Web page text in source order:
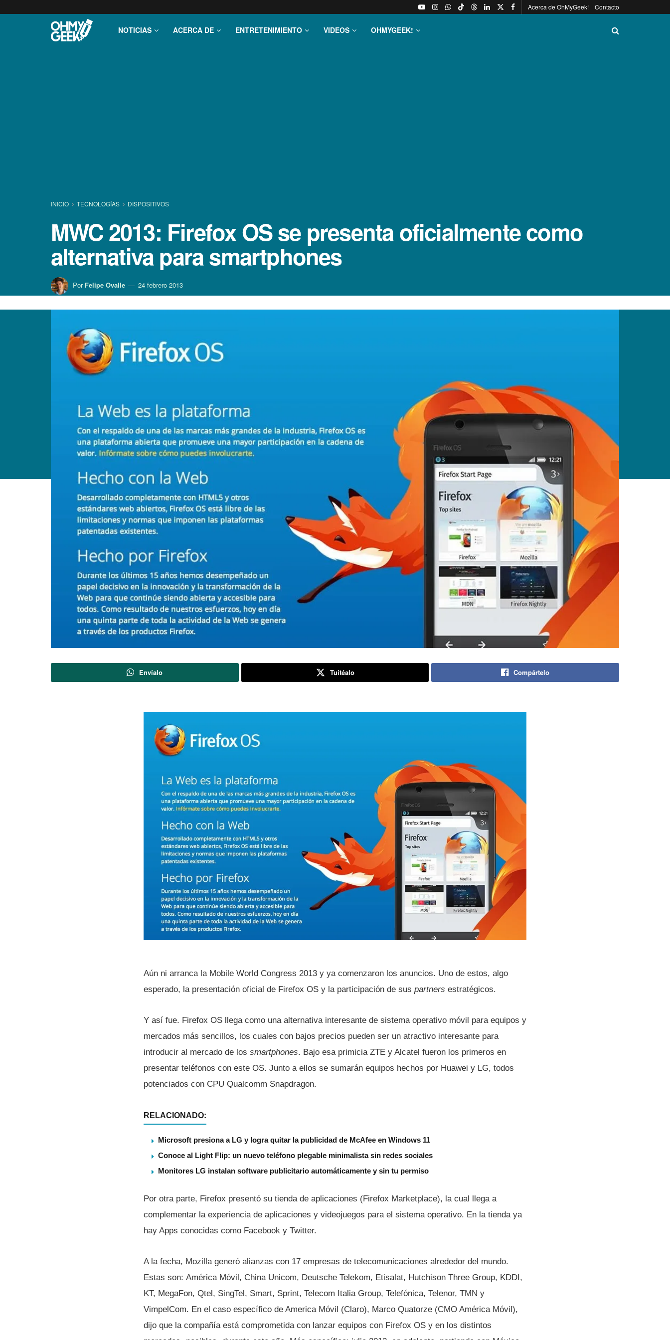
Acerca de OhMyGeek! Contacto
NOTICIAS ACERCA DE ENTRETENIMIENTO VIDEOS OHMYGEEK!
INICIO TECNOLOGÍ­AS DISPOSITIVOS
MWC 2013: Firefox OS se presenta oficialmente como
alternativa para smartphones
Por Felipe Ovalle 24 febrero 2013
Envíalo Tuitéalo Compártelo
Aún ni arranca la Mobile World Congress 2013 y ya comenzaron los anuncios. Uno de estos, algo
esperado, la presentación oficial de Firefox OS y la participación de sus partners estratégicos.
Y así­ fue. Firefox OS llega como una alternativa interesante de sistema operativo móvil para equipos y
mercados más sencillos, los cuales con bajos precios pueden ser un atractivo interesante para
introducir al mercado de los smartphones. Bajo esa primicia ZTE y Alcatel fueron los primeros en
presentar teléfonos con este OS. Junto a ellos se sumarán equipos hechos por Huawei y LG, todos
potenciados con CPU Qualcomm Snapdragon.
RELACIONADO:
Microsoft presiona a LG y logra quitar la publicidad de McAfee en Windows 11
Conoce al Light Flip: un nuevo teléfono plegable minimalista sin redes sociales
Monitores LG instalan software publicitario automáticamente y sin tu permiso
Por otra parte, Firefox presentó su tienda de aplicaciones (Firefox Marketplace), la cual llega a
complementar la experiencia de aplicaciones y videojuegos para el sistema operativo. En la tienda ya
hay Apps conocidas como Facebook y Twitter.
A la fecha, Mozilla generó alianzas con 17 empresas de telecomunicaciones alrededor del mundo.
Estas son: América Móvil, China Unicom, Deutsche Telekom, Etisalat, Hutchison Three Group, KDDI,
KT, MegaFon, Qtel, SingTel, Smart, Sprint, Telecom Italia Group, Telefónica, Telenor, TMN y
VimpelCom. En el caso especí­fico de America Móvil (Claro), Marco Quatorze (CMO América Móvil),
dijo que la compañí­a está comprometida con lanzar equipos con Firefox OS y en los distintos